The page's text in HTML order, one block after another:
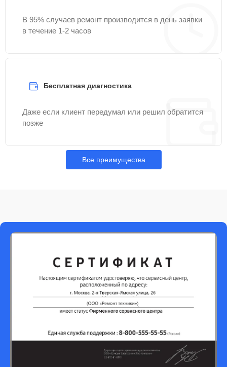
В 95% случаев ремонт производится в день заявки
в течение 1-2 часов
Бесплатная диагностика
Даже если клиент передумал или решил обратится
позже
Все преимущества